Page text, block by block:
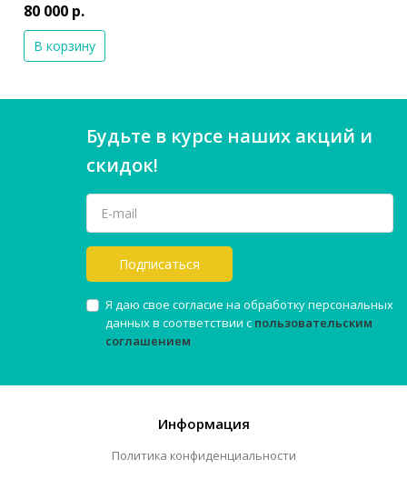
80 000 р.
В корзину
Будьте в курсе наших акций и
скидок!
Подписаться
Я даю свое согласие на обработку персональных
данных в соответствии с пользовательским
соглашением
Информация
Политика конфиденциальности